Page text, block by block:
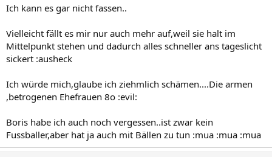
Ich kann es gar nicht fassen..
Vielleicht fällt es mir nur auch mehr auf,weil sie halt im
Mittelpunkt stehen und dadurch alles schneller ans tageslicht
sickert :ausheck
Ich würde mich,glaube ich ziehmlich schämen....Die armen
,betrogenen Ehefrauen 8o :evil:
Boris habe ich auch noch vergessen..ist zwar kein
Fussballer,aber hat ja auch mit Bällen zu tun :mua :mua :mua